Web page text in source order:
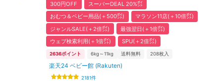
300円OFF
スーパーDEAL 20%㌽
おむつ＆ベビー用品(＋500㌽)
マラソン11店(＋10倍㌽)
ジャンルSALE(＋2倍㌽)
最強翌日(＋1倍㌽)
ウェブ検索利用(＋1倍㌽)
SPU(＋2倍㌽)
2636ポイント 6kg～11kg 送料無料 208枚入
楽天24 ベビー館 (Rakuten)
2181件